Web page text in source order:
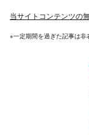
当サイトコンテンツの
※一定期間を過ぎた記事は